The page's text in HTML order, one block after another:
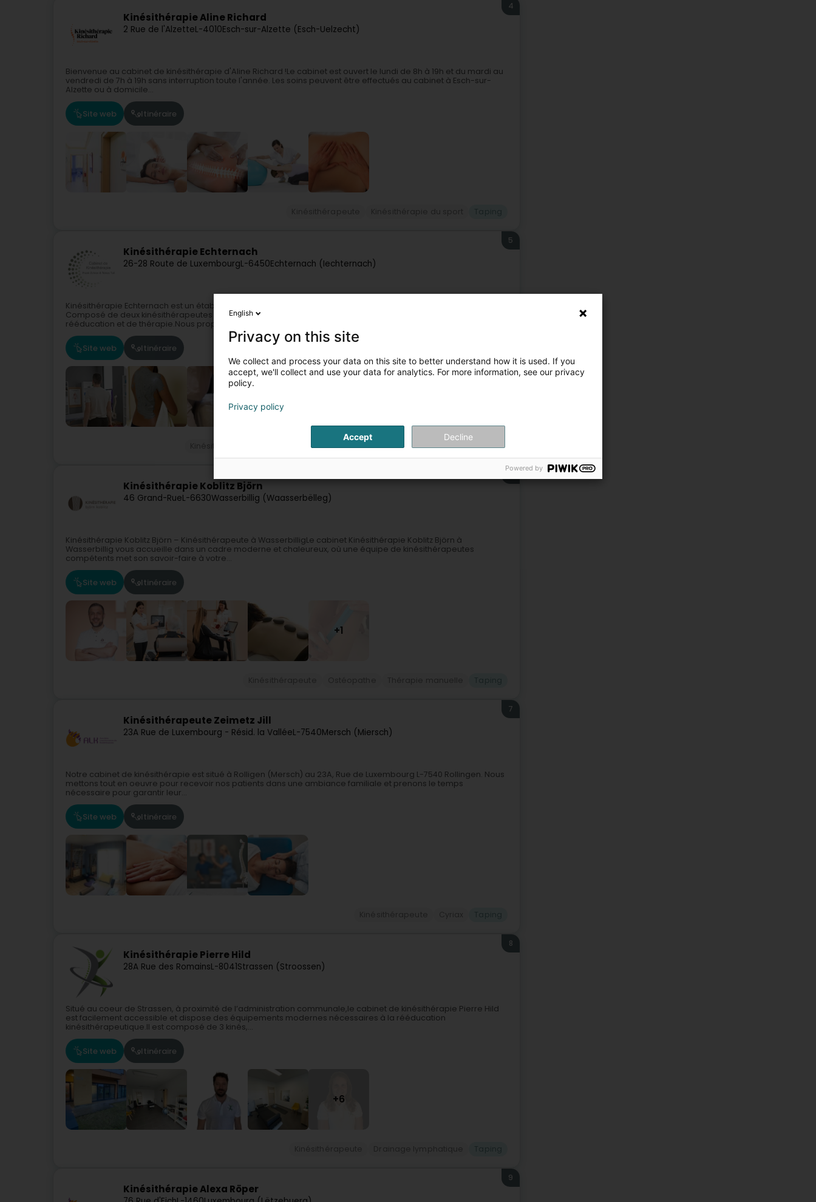
Kinésithérapie Aline Richard
2 Rue de l'AlzetteL-4010Esch-sur-Alzette (Esch-Uelzecht)
4
Bienvenue au cabinet de kinésithérapie d'Aline Richard !Le cabinet est ouvert le lundi de 8h à 19h et du mardi au
vendredi de 7h à 19h sans interruption toute l'année. Les soins peuvent être effectués au cabinet à Esch-sur-
Alzette ou à domicile...
Site web Itinéraire
Kinésithérapie Echternach
26-28 Route de LuxembourgL-6450Echternach (Iechternach)
5
Kinésithérapie Echternach est un établissement de santé de proximité, situé au cœur de la ville d'Echternach.
Composé de deux kinésithérapeutes dévoués, notre cabinet offre une gamme complète de services de
rééducation et de thérapie.Nous proposons...
Site web Itinéraire
Chiropracteurs Traitement par ondes de choc Taping
Kinésithérapie Koblitz Björn
46 Grand-RueL-6630Wasserbillig (Waasserbëlleg)
Kinésithérapie Koblitz Björn – Kinésithérapeute à WasserbilligLe cabinet Kinésithérapie Koblitz Björn à
Wasserbillig vous accueille dans un cadre moderne et chaleureux, où une équipe de kinésithérapeutes
compétents met son savoir-faire à votre...
Site web Itinéraire
+1
Kinésithérapeute Zeimetz Jill
23A Rue de Luxembourg - Résid. la ValléeL-7540Mersch (Miersch)
7
Notre cabinet de kinésithérapie est situé à Rolligen (Mersch) au 23A, Rue de Luxembourg L-7540 Rollingen. Nous
mettons tout en oeuvre pour recevoir nos patients dans une ambiance familiale et prenons le temps
nécessaire pour garantir leur...
Site web Itinéraire
Kinésithérapie Pierre Hild
28A Rue des RomainsL-8041Strassen (Stroossen)
8
Situé au coeur de Strassen, à proximité de l’administration communale,le cabinet de kinésithérapie Pierre Hild
est facilement accessible et dispose des équipements modernes nécessaires à la rééducation
kinésithérapeutique.Il est composé de 3 kinés,...
Site web Itinéraire
+6
Kinésithérapie Alexa Röper
9
English
Privacy on this site
We collect and process your data on this site to better understand how it is used. If you
accept, we'll collect and use your data for analytics. For more information, see our privacy
policy.
Privacy policy
Accept Decline
Powered by